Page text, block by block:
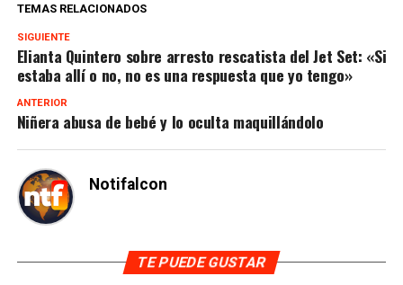
TEMAS RELACIONADOS
SIGUIENTE
Elianta Quintero sobre arresto rescatista del Jet Set: «Si
estaba allí o no, no es una respuesta que yo tengo»
ANTERIOR
Niñera abusa de bebé y lo oculta maquillándolo
Notifalcon
TE PUEDE GUSTAR